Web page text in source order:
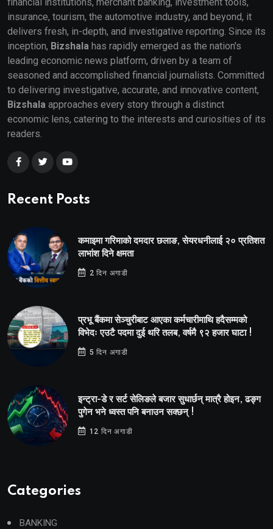
insurance, tourism, the automotive industry, and beyond, it
delivers fresh, in-depth, and investigative reporting. Since its
inception, Bizshala has rapidly emerged as the nation's
leading economic news platform, driven by a team of
seasoned and accomplished financial journalists. Committed
to delivering investigative, accurate, and innovative content,
Bizshala approaches every story through a distinct
economic lens, catering to the interests and curiosities of its
readers.
Recent Posts
कमाइमा गरिमाको दमदार छलाङ, सेयरधनीलाई २० प्रतिशत
लाभांश दिने क्षमता
2 दिन अगाडी
प्रभू बैंकमा सेञ्चुरीबाट आएका कर्मचारीमाथि हदैसम्मको
विभेदः एउटै पदमा दुई थरि तलब, वर्षमै ९२ हजार घाटा !
5 दिन अगाडी
इन्ट्रा-डे र सर्ट सेलिङले बजार सुधार्छन् मात्रै होइन, ढङ्ग
पुगेन भने ध्वस्त पनि बनाउन सक्छन् !
12 दिन अगाडी
Categories
BANKING